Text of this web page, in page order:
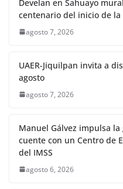
Develan en Sahuayo
centenario del inicio de la
agosto 7, 2026
UAER-Jiquilpan invita a
agosto
agosto 7, 2026
Manuel Gálvez impulsa
cuente con un Centro de
del IMSS
agosto 6, 2026